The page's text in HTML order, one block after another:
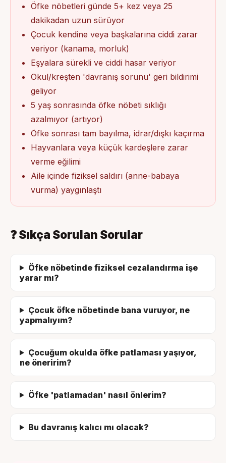
Öfke nöbetleri günde 5+ kez veya 25
dakikadan uzun sürüyor
Çocuk kendine veya başkalarına ciddi zarar
veriyor (kanama, morluk)
Eşyalara sürekli ve ciddi hasar veriyor
Okul/kreşten 'davranış sorunu' geri bildirimi
geliyor
5 yaş sonrasında öfke nöbeti sıklığı
azalmıyor (artıyor)
Öfke sonrası tam bayılma, idrar/dışkı kaçırma
Hayvanlara veya küçük kardeşlere zarar
verme eğilimi
Aile içinde fiziksel saldırı (anne-babaya
vurma) yaygınlaştı
❓ Sıkça Sorulan Sorular
Öfke nöbetinde fiziksel cezalandırma işe
yarar mı?
Çocuk öfke nöbetinde bana vuruyor, ne
yapmalıyım?
Çocuğum okulda öfke patlaması yaşıyor,
ne öneririm?
Öfke 'patlamadan' nasıl önlerim?
Bu davranış kalıcı mı olacak?